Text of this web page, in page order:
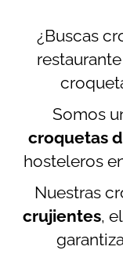
¿Buscas
Somos
croquetas
hosteleros
Nuestras
crujientes,